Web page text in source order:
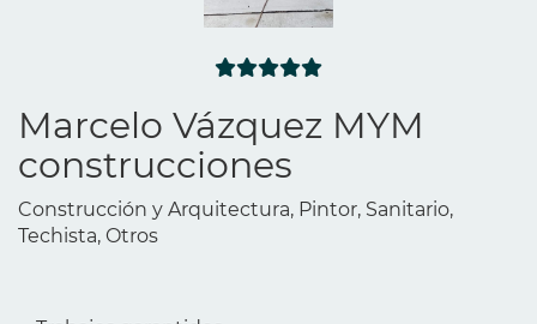
Marcelo Vázquez MYM
construcciones
Construcción y Arquitectura, Pintor, Sanitario,
Techista, Otros